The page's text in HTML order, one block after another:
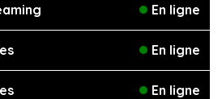
En ligne
En ligne
En ligne